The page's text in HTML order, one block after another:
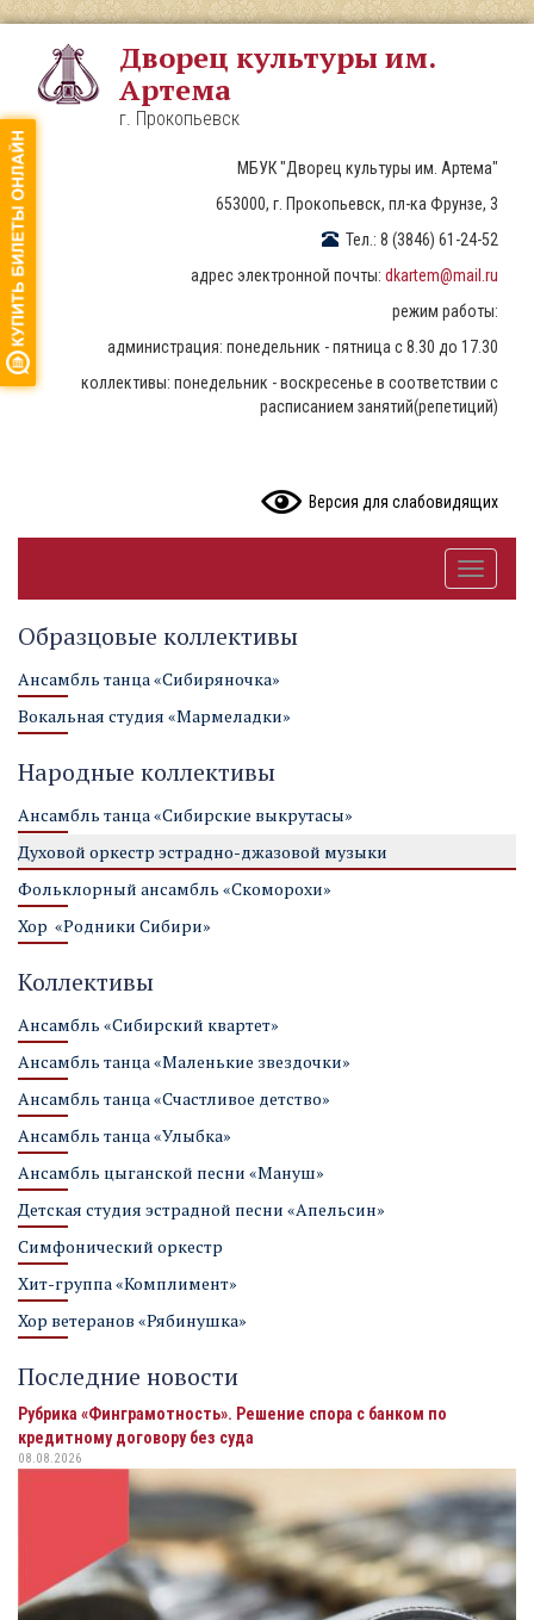
Перейти
основному
содержанию
Дворец культуры им.
Артема
г. Прокопьевск
МБУК "Дворец культуры им. Артема"
653000, г. Прокопьевск, пл-ка Фрунзе, 3
Тел.: 8 (3846) 61-24-52
адрес электронной почты: dkartem@mail.ru
режим работы:
администрация: понедельник - пятница с 8.30 до 17.30
коллективы: понедельник - воскресенье в соответствии с
расписанием занятий(репетиций)
Версия для слабовидящих
Toggle
Образцовые коллективы
Ансамбль танца «Сибиряночка»
Вокальная студия «Мармеладки»
Народные коллективы
Ансамбль танца «Сибирские выкрутасы»
Духовой оркестр эстрадно-джазовой музыки
Фольклорный ансамбль «Скоморохи»
Хор «Родники Сибири»
Коллективы
Ансамбль «Сибирский квартет»
Ансамбль танца «Маленькие звездочки»
Ансамбль танца «Счастливое детство»
Ансамбль танца «Улыбка»
Ансамбль цыганской песни «Мануш»
Детская студия эстрадной песни «Апельсин»
Симфонический оркестр
Хит-группа «Комплимент»
Хор ветеранов «Рябинушка»
Последние новости
Рубрика «Финграмотность». Решение спора с банком по
кредитному договору без суда
08.08.2026